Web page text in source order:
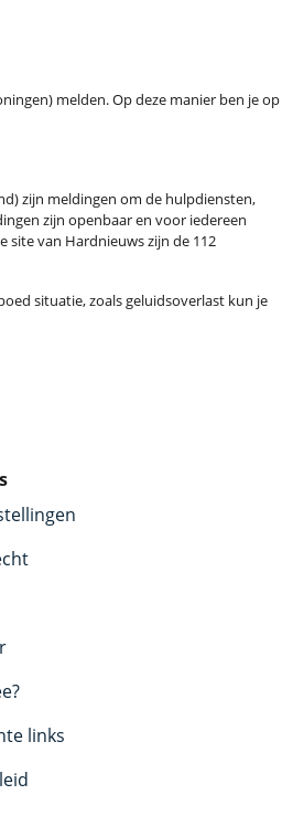
melden. Op deze manier ben je op
zijn meldingen om de hulpdiensten,
zijn openbaar en voor iedereen
site van Hardnieuws zijn de 112
situatie, zoals geluidsoverlast kun je
links